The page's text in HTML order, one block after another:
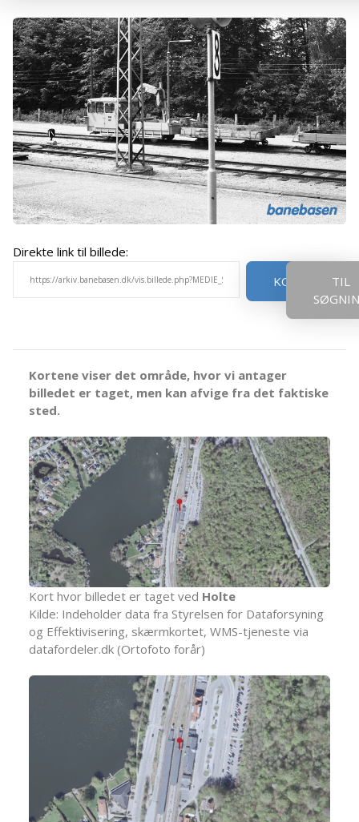
Direkte link til billede:
KOPIER
TIL
Kortene viser det område, hvor vi antager
billedet er taget, men kan afvige fra det faktiske
sted.
Kort hvor billedet er taget ved Holte
Kilde: Indeholder data fra Styrelsen for Dataforsyning
og Effektivisering, skærmkortet, WMS-tjeneste via
datafordeler.dk (Ortofoto forår)